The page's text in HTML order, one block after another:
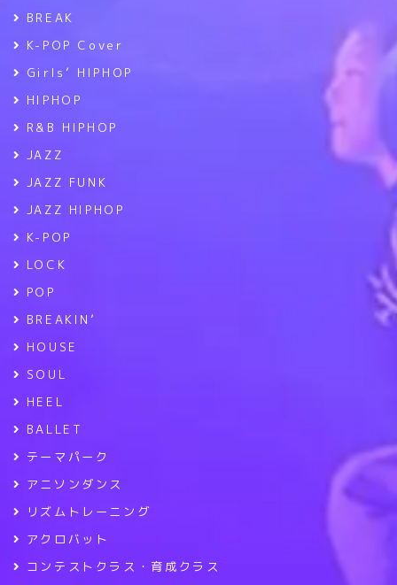
BREAK
K-POP Cover
Girls’ HIPHOP
HIPHOP
R&B HIPHOP
JAZZ
JAZZ FUNK
JAZZ HIPHOP
K-POP
LOCK
POP
BREAKIN’
HOUSE
SOUL
HEEL
BALLET
テーマパーク
アニソンダンス
リズムトレーニング
アクロバット
コンテストクラス・育成クラス